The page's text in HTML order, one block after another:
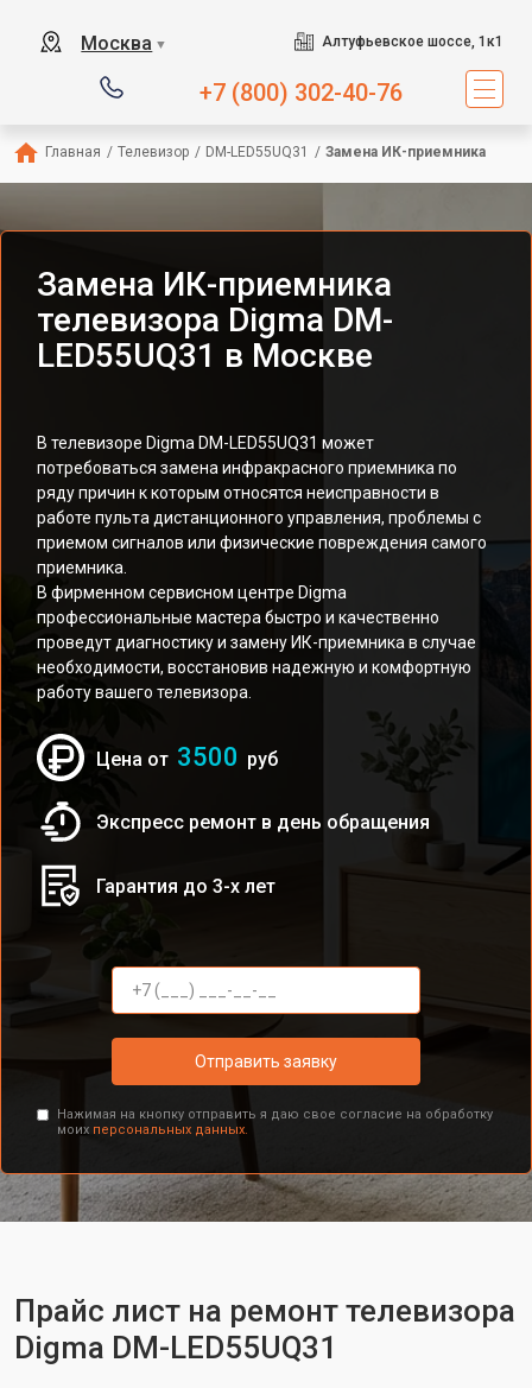
Москва ▼ Алтуфьевское шоссе, 1к1
+7 (800) 302-40-76
Главная / Телевизор / DM-LED55UQ31 / Замена ИК-приемника
Замена ИК-приемника
телевизора Digma DM-
LED55UQ31 в Москве
В телевизоре Digma DM-LED55UQ31 может
потребоваться замена инфракрасного приемника по
ряду причин к которым относятся неисправности в
работе пульта дистанционного управления, проблемы с
приемом сигналов или физические повреждения самого
приемника.
В фирменном сервисном центре Digma
профессиональные мастера быстро и качественно
проведут диагностику и замену ИК-приемника в случае
необходимости, восстановив надежную и комфортную
работу вашего телевизора.
Цена от 3500 руб
Экспресс ремонт в день обращения
Гарантия до 3-х лет
Отправить заявку
Нажимая на кнопку отправить я даю свое согласие на обработку
моих персональных данных.
Прайс лист на ремонт телевизора
Digma DM-LED55UQ31